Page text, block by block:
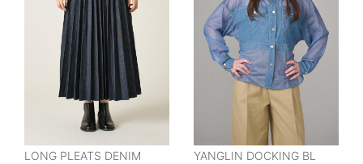
LONG PLEATS DENIM
YANGLIN DOCKING BL